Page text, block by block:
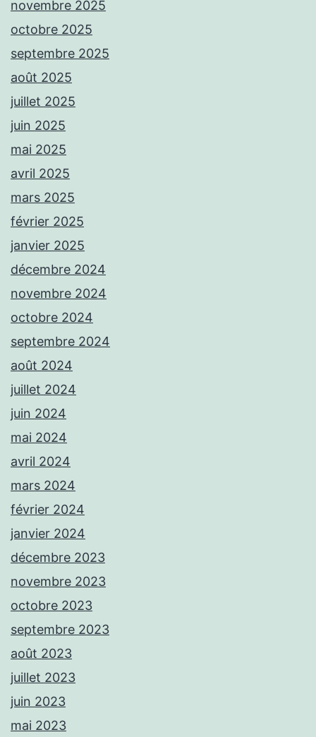
novembre 2025
octobre 2025
septembre 2025
août 2025
juillet 2025
juin 2025
mai 2025
avril 2025
mars 2025
février 2025
janvier 2025
décembre 2024
novembre 2024
octobre 2024
septembre 2024
août 2024
juillet 2024
juin 2024
mai 2024
avril 2024
mars 2024
février 2024
janvier 2024
décembre 2023
novembre 2023
octobre 2023
septembre 2023
août 2023
juillet 2023
juin 2023
mai 2023